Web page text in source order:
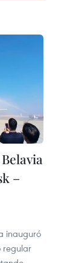
–
inauguró
regular